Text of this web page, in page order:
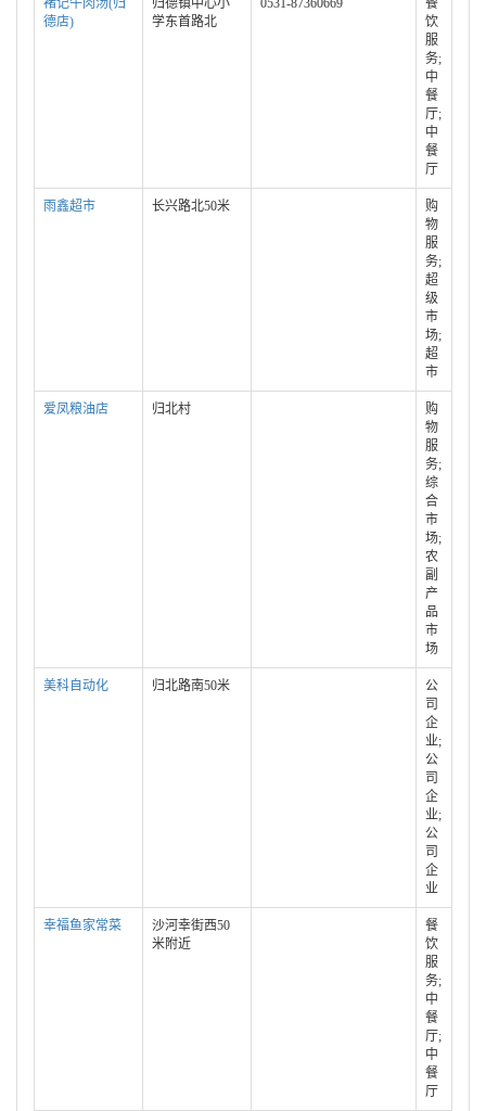
褚记牛肉汤(归
德店)
归德镇中心小
学东首路北
0531-87360669
餐
饮
服
务;
中
餐
厅;
中
餐
厅
雨鑫超市 长兴路北50米
购
物
服
务;
超
级
市
场;
超
市
爱凤粮油店 归北村
购
物
服
务;
综
合
市
场;
农
副
产
品
市
场
美科自动化 归北路南50米
公
司
企
业;
公
司
企
业;
公
司
企
业
幸福鱼家常菜
沙河幸街西50
米附近
餐
饮
服
务;
中
餐
厅;
中
餐
厅